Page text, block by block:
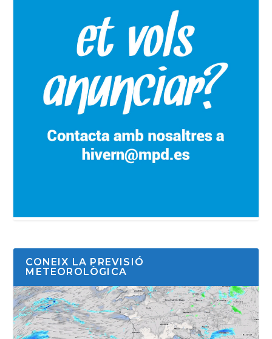
CONEIX LA PREVISIÓ
METEOROLÒGICA